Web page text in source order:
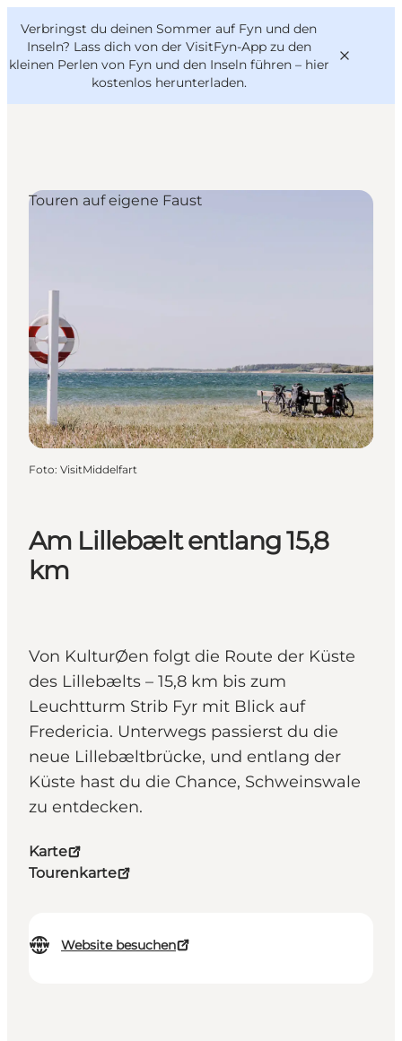
Verbringst du deinen Sommer auf Fyn und den
Inseln? Lass dich von der VisitFyn-App zu den
kleinen Perlen von Fyn und den Inseln führen – hier
kostenlos herunterladen.
Reise Ideen
VisitFyn
Deutsch
Am Lillebælt entlang 15,8
km
Von KulturØen folgt die Route der Küste
des Lillebælts – 15,8 km bis zum
Leuchtturm Strib Fyr mit Blick auf
Fredericia. Unterwegs passierst du die
neue Lillebæltbrücke, und entlang der
Küste hast du die Chance, Schweinswale
zu entdecken.
Karte
Tourenkarte
Website besuchen
Touren auf eigene Faust
Foto: VisitMiddelfart